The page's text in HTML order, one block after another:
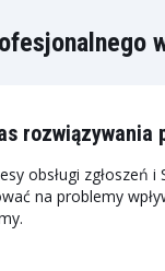
rozwiązywania
obsługi zgłoszeń i
na problemy